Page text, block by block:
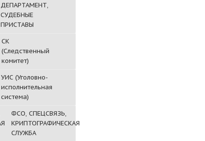
ДЕПАРТАМЕНТ,
СУДЕБНЫЕ
ПРИСТАВЫ
СК
(Следственный
комитет)
УИС (Уголовно-
исполнительная
система)
ФСО, СПЕЦСВЯЗЬ,
КРИПТОГРАФИЧЕСКАЯ
СЛУЖБА